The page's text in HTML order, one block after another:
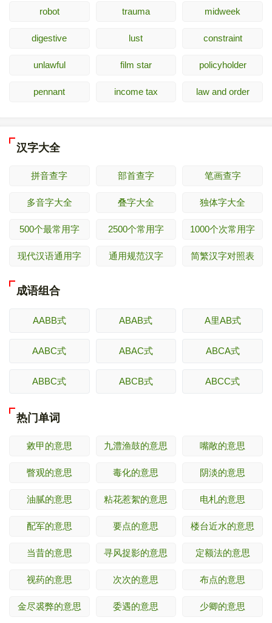
robot trauma midweek
digestive lust constraint
unlawful film star policyholder
pennant income tax law and order
汉字大全
拼音查字 部首查字 笔画查字
多音字大全 叠字大全 独体字大全
500个最常用字 2500个常用字 1000个次常用字
现代汉语通用字 通用规范汉字 简繁汉字对照表
成语组合
AABB式 ABAB式 A里AB式
AABC式 ABAC式 ABCA式
ABBC式 ABCB式 ABCC式
热门单词
敹甲的意思 九澧渔鼓的意思 嘴敞的意思
瞥观的意思 毒化的意思 阴淡的意思
油腻的意思 粘花惹絮的意思 电札的意思
配军的意思 要点的意思 楼台近水的意思
当昔的意思 寻风捉影的意思 定额法的意思
视药的意思 次次的意思 布点的意思
金尽裘弊的意思 委遇的意思 少卿的意思